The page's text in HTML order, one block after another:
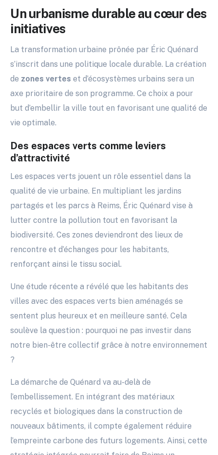
Un urbanisme durable au cœur des
initiatives
La transformation urbaine prônée par Éric Quénard
s’inscrit dans une politique locale durable. La création
de zones vertes et d’écosystèmes urbains sera un
axe prioritaire de son programme. Ce choix a pour
but d’embellir la ville tout en favorisant une qualité de
vie optimale.
Des espaces verts comme leviers
d’attractivité
Les espaces verts jouent un rôle essentiel dans la
qualité de vie urbaine. En multipliant les jardins
partagés et les parcs à Reims, Éric Quénard vise à
lutter contre la pollution tout en favorisant la
biodiversité. Ces zones deviendront des lieux de
rencontre et d’échanges pour les habitants,
renforçant ainsi le tissu social.
Une étude récente a révélé que les habitants des
villes avec des espaces verts bien aménagés se
sentent plus heureux et en meilleure santé. Cela
soulève la question : pourquoi ne pas investir dans
notre bien-être collectif grâce à notre environnement
?
La démarche de Quénard va au-delà de
l’embellissement. En intégrant des matériaux
recyclés et biologiques dans la construction de
nouveaux bâtiments, il compte également réduire
l’empreinte carbone des futurs logements. Ainsi, cette